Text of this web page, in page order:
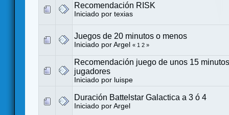
Recomendación RISK
Iniciado por texias
Juegos de 20 minutos o menos
Iniciado por Argel « 1 2 »
Recomendación juego de unos 15
jugadores
Iniciado por luispe
Duración Battelstar Galactica a 3 ó 4
Iniciado por Argel